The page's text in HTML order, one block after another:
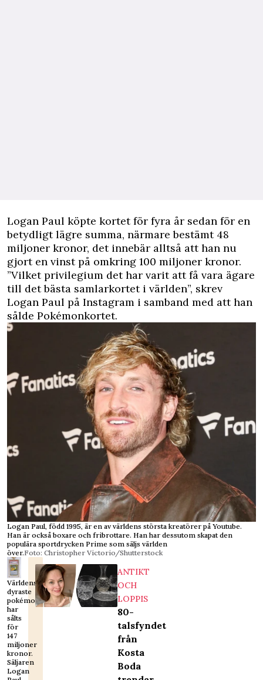
Logan Paul köpte kortet för fyra år sedan för en
betydligt lägre summa, närmare bestämt 48
miljoner kronor, det innebär alltså att han nu
gjort en vinst på omkring 100 miljoner kronor.
”Vilket privilegium det har varit att få vara ägare
till det bästa samlarkortet i världen”, skrev
Logan Paul på Instagram i samband med att han
sålde Pokémonkortet.
Logan Paul, född 1995, är en av världens största kreatörer på Youtube.
Han är också boxare och fribrottare. Han har dessutom skapat den
populära sportdrycken Prime som säljs världen
över.Foto: Christopher Victorio/Shutterstock
Världens
dyraste
pokémonkort
har
sålts
för
147
miljoner
kronor.
Säljaren
Logan
ANTIKT
OCH
LOPPIS
80-
talsfyndet
från
Kosta
Boda